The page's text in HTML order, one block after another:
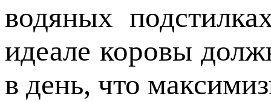
водяных
идеале коровы
в день, что